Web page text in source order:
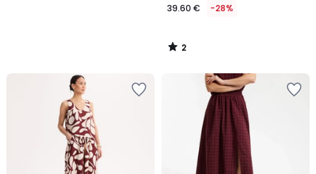
39.60 € -28%
2
/